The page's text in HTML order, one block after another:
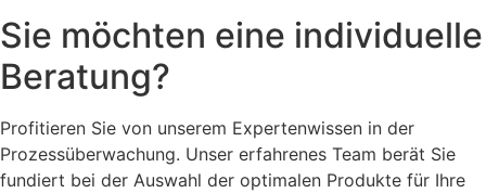
Sie möchten eine individuelle
Beratung?
Profitieren Sie von unserem Expertenwissen in der
Prozessüberwachung. Unser erfahrenes Team berät Sie
fundiert bei der Auswahl der optimalen Produkte für Ihre